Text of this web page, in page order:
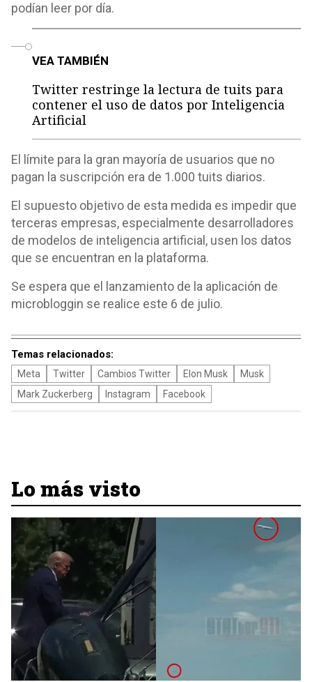
podían leer por día.
VEA TAMBIÉN
Twitter restringe la lectura de tuits para
contener el uso de datos por Inteligencia
Artificial
El límite para la gran mayoría de usuarios que no
pagan la suscripción era de 1.000 tuits diarios.
El supuesto objetivo de esta medida es impedir que
terceras empresas, especialmente desarrolladores
de modelos de inteligencia artificial, usen los datos
que se encuentran en la plataforma.
Se espera que el lanzamiento de la aplicación de
microbloggin se realice este 6 de julio.
Temas relacionados:
Meta Twitter Cambios Twitter Elon Musk
Musk
Mark Zuckerberg
Instagram Facebook
Lo más visto